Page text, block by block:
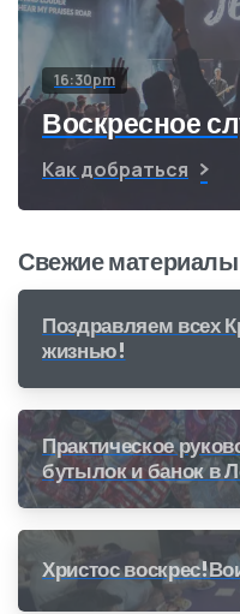
16:30pm
Воскресное
Как добраться
Свежие материалы
Поздравляем всех
жизнью!
Практическое
бутылок и банок в
получить деньги за
Христос